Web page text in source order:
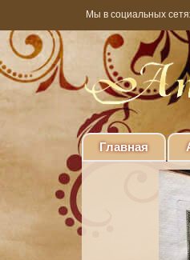
Мы в социальных
Главная